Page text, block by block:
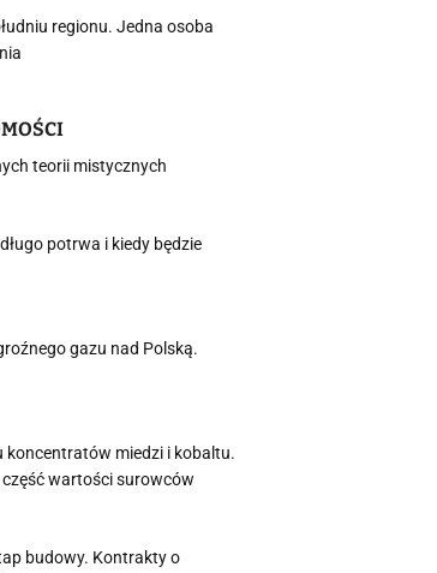
regionu. Jedna osoba
teorii mistycznych
potrwa i kiedy będzie
gazu nad Polską.
koncentratów miedzi i kobaltu.
wartości surowców
budowy. Kontrakty o